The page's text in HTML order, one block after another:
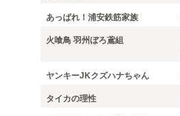
あっぱれ！浦安鉄筋家族
火喰鳥 羽州ぼろ鳶組
ヤンキーJKクズハナちゃん
タイカの理性